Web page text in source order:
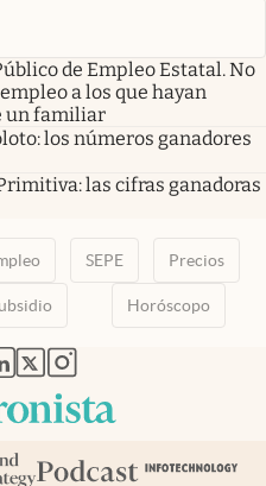
de Empleo Estatal. No
a los que hayan
un familiar
los números ganadores
las cifras ganadoras
SEPE Precios
Horóscopo
nueva pestaña
en nueva pestaña
abre en nueva pestaña
abre en nueva pestaña
abre en nueva pestaña